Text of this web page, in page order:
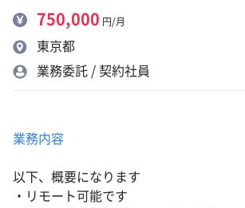
750,000 円/月
東京都
業務委託 / 契約社員
業務内容
以下、概要になります
・リモート可能です